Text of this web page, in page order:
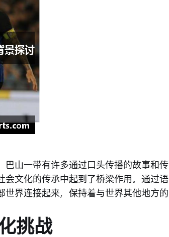
巴山一带有许多通过口头传播的故事和传
会文化的传承中起到了桥梁作用。通过语
世界连接起来，保持着与世界其他地方的
挑战